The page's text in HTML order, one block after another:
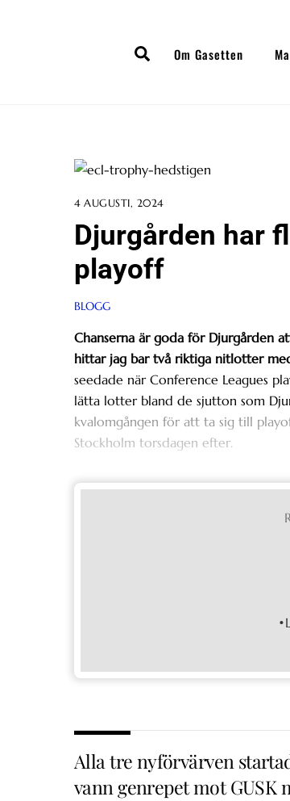
SearchOm Gasetten
4 AUGUSTI, 2024
Djurgården har
playoff
BLOGG
Chanserna är goda för Djurgården
hittar jag bar två riktiga nitlotter
seedade när Conference Leagues
lätta lotter bland de sjutton som
kvalomgången för att ta sig till
Stockholm torsdagen efter.
Alla tre nyförvärven
vann genrepet mot GUSK